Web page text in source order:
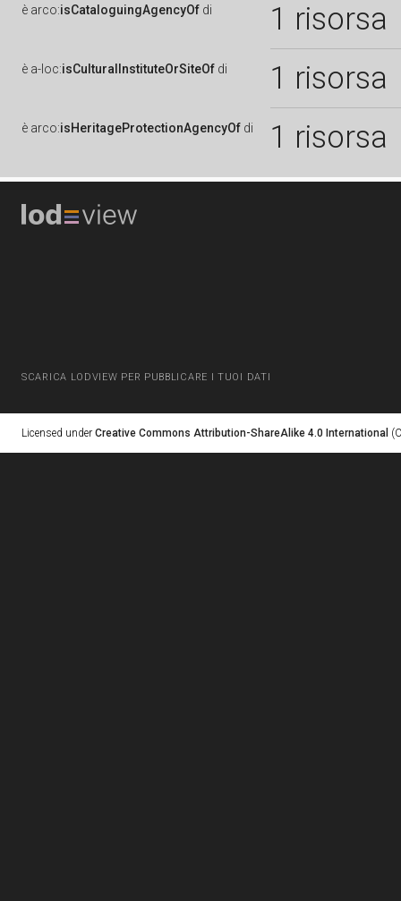
è arco:isCataloguingAgencyOf di 1 risorsa
è a-loc:isCulturalInstituteOrSiteOf di 1 risorsa
è arco:isHeritageProtectionAgencyOf di 1 risorsa
SCARICA LODVIEW PER PUBBLICARE I TUOI DATI
Licensed under Creative Commons Attribution-ShareAlike 4.0 International